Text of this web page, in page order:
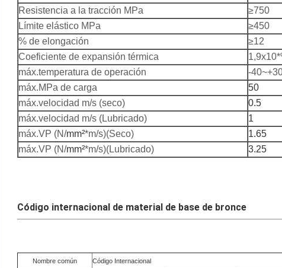
Resistencia a la tracción MPa
≥750
Límite elástico MPa
≥450
% de elongación
≥12
Coeficiente de expansión térmica
máx.temperatura de operación
-
máx.MPa de carga
50
máx.velocidad m/s (seco)
0.5
máx.velocidad m/s (Lubricado)
1
máx.VP (N/mm²*m/s)(Seco)
1.65
máx.VP (N/mm²*m/s)(Lubricado) 3.25
Código internacional de material de base de bronce
Nombre común Código Internacional